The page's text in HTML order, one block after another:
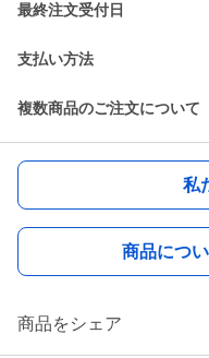
最終注文受付日
支払い方法
複数商品のご注文について
私
商品につ
商品をシェア